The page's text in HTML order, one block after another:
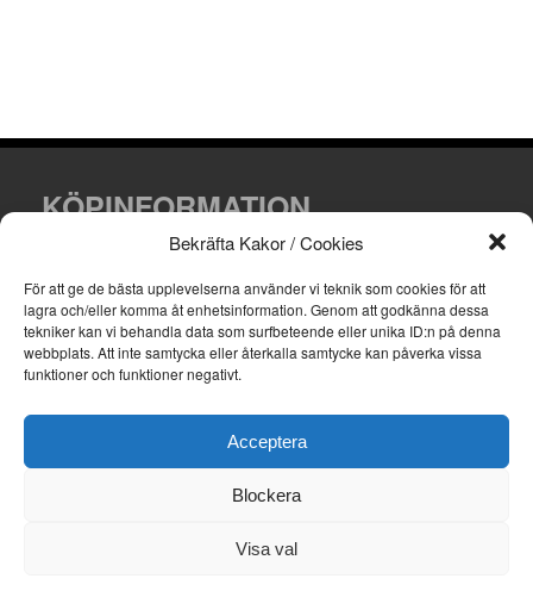
Bekräfta Kakor / Cookies
För att ge de bästa upplevelserna använder vi teknik som cookies för att
lagra och/eller komma åt enhetsinformation. Genom att godkänna dessa
tekniker kan vi behandla data som surfbeteende eller unika ID:n på denna
webbplats. Att inte samtycka eller återkalla samtycke kan påverka vissa
funktioner och funktioner negativt.
Acceptera
Blockera
Visa val
KÖPINFORMATION
Villkor och leveransinformation.
KONTAKTA OSS
Email: info@skyltfirman.se